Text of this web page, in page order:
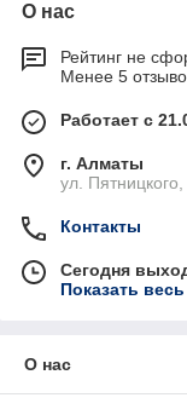
О нас
Рейтинг не
Менее 5
Работает с
г. Алматы
ул.
Контакты
Сегодня
Показать
О нас